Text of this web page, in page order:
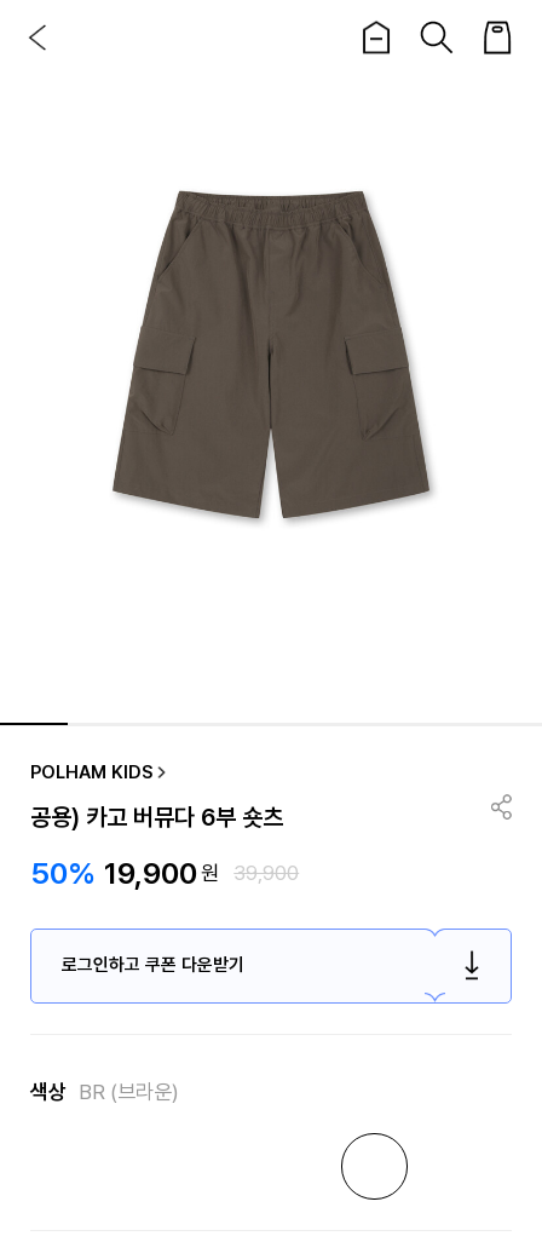
POLHAM KIDS
공용) 카고 버뮤다 6부 숏츠
50% 19,900원 39,900
로그인하고 쿠폰 다운받기
색상 BR (브라운)